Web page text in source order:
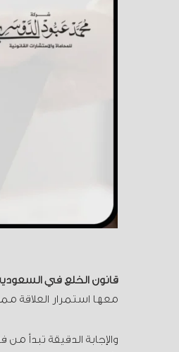
قانون الخلع في
معها استمرار العلاقة
والإجابة الدقيقة